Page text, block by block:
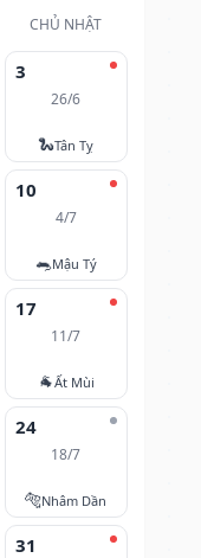
CHỦ NHẬT
3
26/6
🐍Tân Tỵ
10
4/7
🐀Mậu Tý
17
11/7
🐐Ất Mùi
24
18/7
🐅Nhâm Dần
31